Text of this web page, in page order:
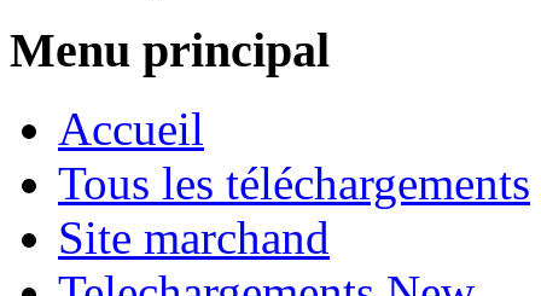
Menu principal
Accueil
Tous les téléchargements
Site marchand